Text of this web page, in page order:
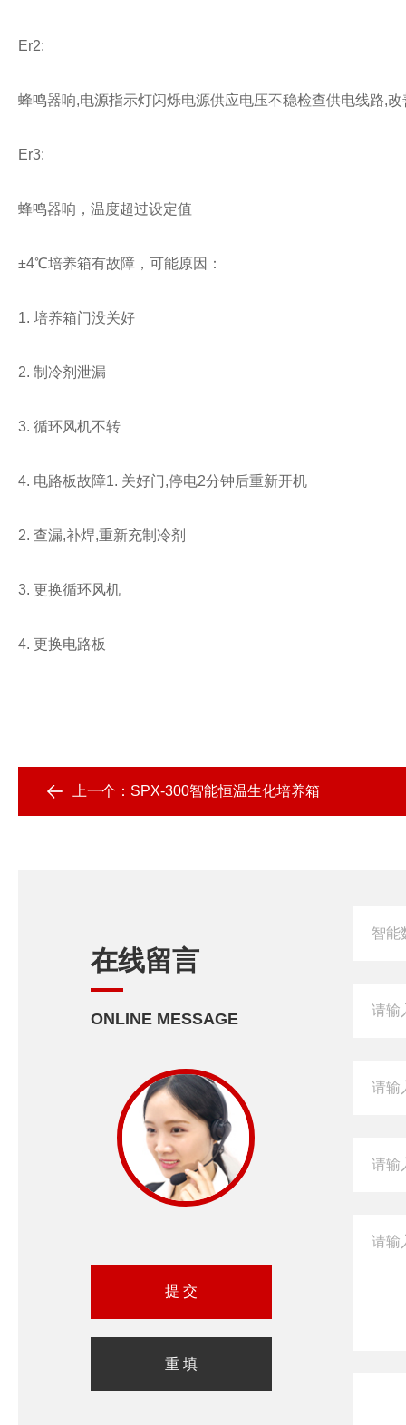
Er2:
蜂鸣器响,电源指示灯闪烁电源供应电压不稳检查供电线路,
Er3:
蜂鸣器响，温度超过设定值
±4℃培养箱有故障，可能原因：
1. 培养箱门没关好
2. 制冷剂泄漏
3. 循环风机不转
4. 电路板故障1. 关好门,停电2分钟后重新开机
2. 查漏,补焊,重新充制冷剂
3. 更换循环风机
4. 更换电路板
上一个： SPX-300智能恒温生化培养箱
在线留言
ONLINE MESSAGE